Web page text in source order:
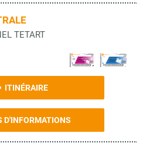
TETART
ITINÉRAIRE
D'INFORMATIONS